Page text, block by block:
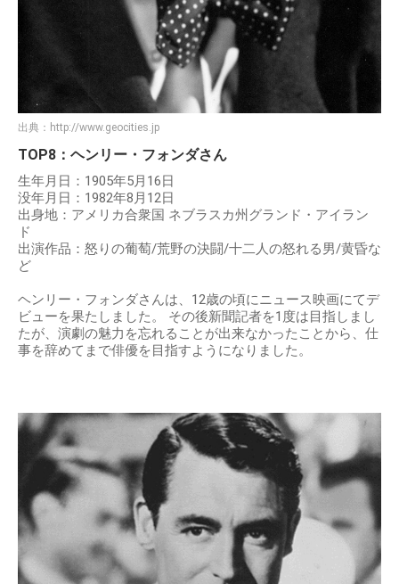
出典： http://www.geocities.jp
TOP8：ヘンリー・フォンダさん
生年月日：1905年5月16日
没年月日：1982年8月12日
出身地：アメリカ合衆国 ネブラスカ州グランド・アイラン
ド
出演作品：怒りの葡萄/荒野の決闘/十二人の怒れる男/黄昏な
ど
ヘンリー・フォンダさんは、12歳の頃にニュース映画にてデ
ビューを果たしました。 その後新聞記者を1度は目指しまし
たが、演劇の魅力を忘れることが出来なかったことから、仕
事を辞めてまで俳優を目指すようになりました。